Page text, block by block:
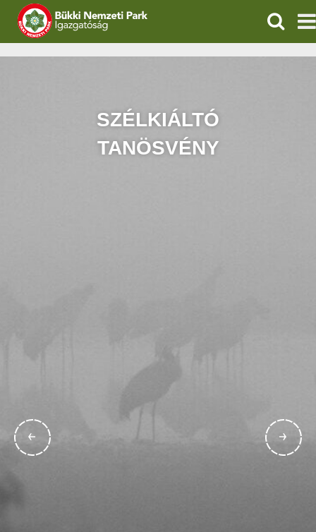
IGAZGATÓSÁG
SZÉLKIÁLTÓ
TANÖSVÉNY